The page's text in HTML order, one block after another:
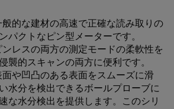
的な建材の高速で正確な読み取りの
パクトなピン型メーターです。
レスの両方の測定モードの柔軟性を
襲的スキャンの両方に便利です。
や凹凸のある表面をスムーズに滑
水分を検出できるボールプローブに
な水分検出を提供します。このシリ